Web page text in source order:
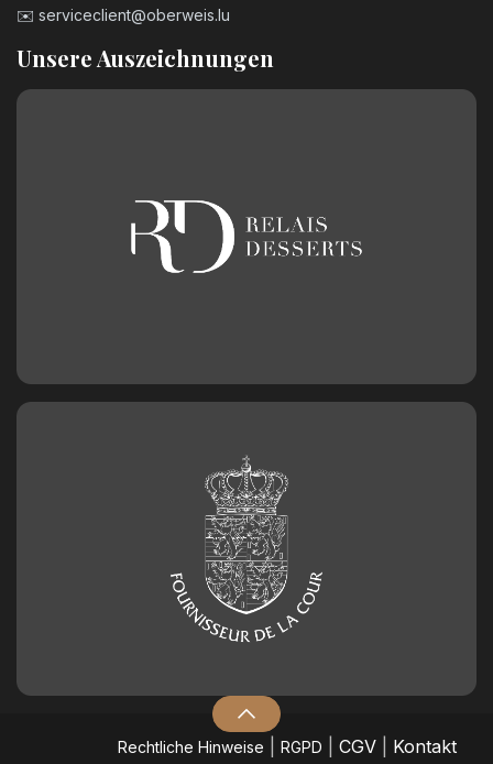
✉️ serviceclient@oberweis.lu
Unsere Auszeichnungen
​Rechtliche Hinweise RGPD CGV| Kontakt